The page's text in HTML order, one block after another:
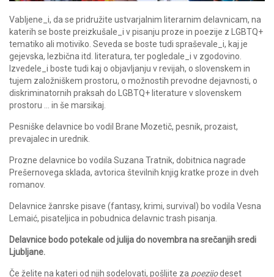
Vabljene_i, da se pridružite ustvarjalnim literarnim delavnicam, na
katerih se boste preizkušale_i v pisanju proze in poezije z LGBTQ+
tematiko ali motiviko. Seveda se boste tudi spraševale_i, kaj je
gejevska, lezbična itd. literatura, ter pogledale_i v zgodovino.
Izvedele_i boste tudi kaj o objavljanju v revijah, o slovenskem in
tujem založniškem prostoru, o možnostih prevodne dejavnosti, o
diskriminatornih praksah do LGBTQ+ literature v slovenskem
prostoru … in še marsikaj.
Pesniške delavnice bo vodil Brane Mozetič, pesnik, prozaist,
prevajalec in urednik.
Prozne delavnice bo vodila Suzana Tratnik, dobitnica nagrade
Prešernovega sklada, avtorica številnih knjig kratke proze in dveh
romanov.
Delavnice žanrske pisave (fantasy, krimi, survival) bo vodila Vesna
Lemaić, pisateljica in pobudnica delavnic trash pisanja.
Delavnice bodo potekale od julija do novembra na srečanjih sredi
Ljubljane.
Če želite na kateri od njih sodelovati, pošljite za poezijodeset